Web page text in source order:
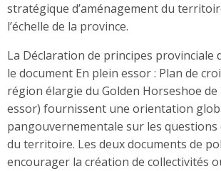
stratégique d’aménagement du
l’échelle de la province.
La Déclaration de principes provinciale
le document En plein essor : Plan de
région élargie du Golden Horseshoe de
essor) fournissent une orientation
pangouvernementale sur les questions
du territoire. Les deux documents de
encourager la création de collectivités